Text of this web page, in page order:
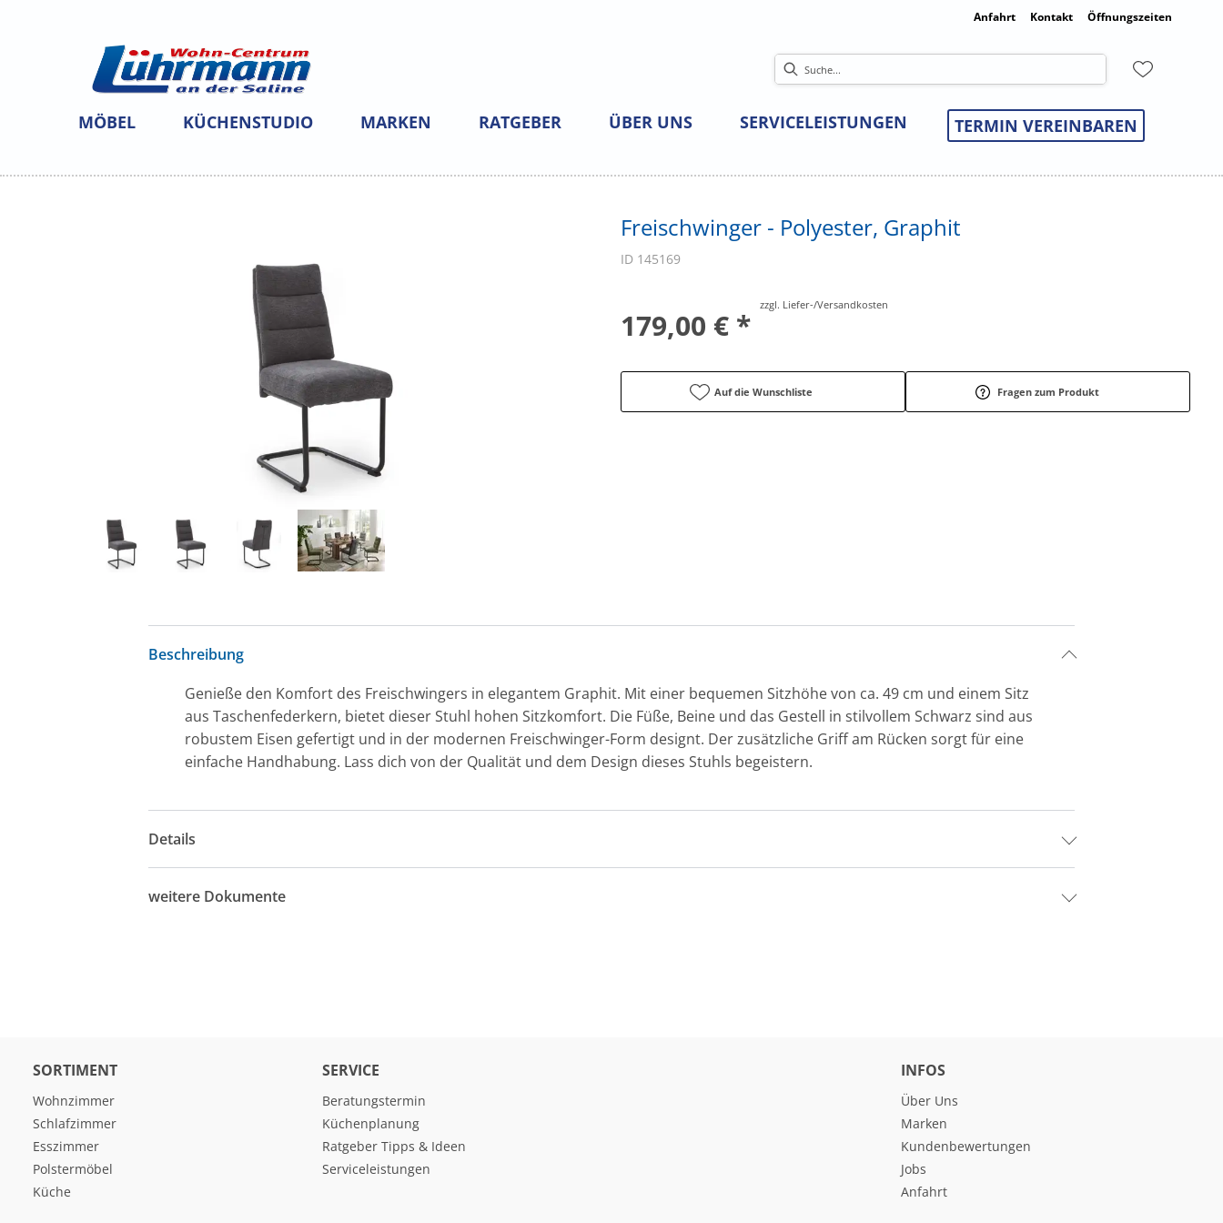
Anfahrt Kontakt Öffnungszeiten
MÖBEL KÜCHENSTUDIO MARKEN RATGEBER ÜBER UNS SERVICELEISTUNGEN TERMIN VEREINBAREN
Freischwinger - Polyester, Graphit
ID 145169
179,00 € *
zzgl. Liefer-/Versandkosten
Auf die Wunschliste Fragen zum Produkt
Beschreibung
Genieße den Komfort des Freischwingers in elegantem Graphit. Mit einer bequemen Sitzhöhe von ca. 49 cm und einem Sitz
aus Taschenfederkern, bietet dieser Stuhl hohen Sitzkomfort. Die Füße, Beine und das Gestell in stilvollem Schwarz sind aus
robustem Eisen gefertigt und in der modernen Freischwinger-Form designt. Der zusätzliche Griff am Rücken sorgt für eine
einfache Handhabung. Lass dich von der Qualität und dem Design dieses Stuhls begeistern.
Details
weitere Dokumente
SORTIMENT
Wohnzimmer
Schlafzimmer
Esszimmer
Polstermöbel
Küche
SERVICE
Beratungstermin
Küchenplanung
Ratgeber Tipps & Ideen
Serviceleistungen
INFOS
Über Uns
Marken
Kundenbewertungen
Jobs
Anfahrt